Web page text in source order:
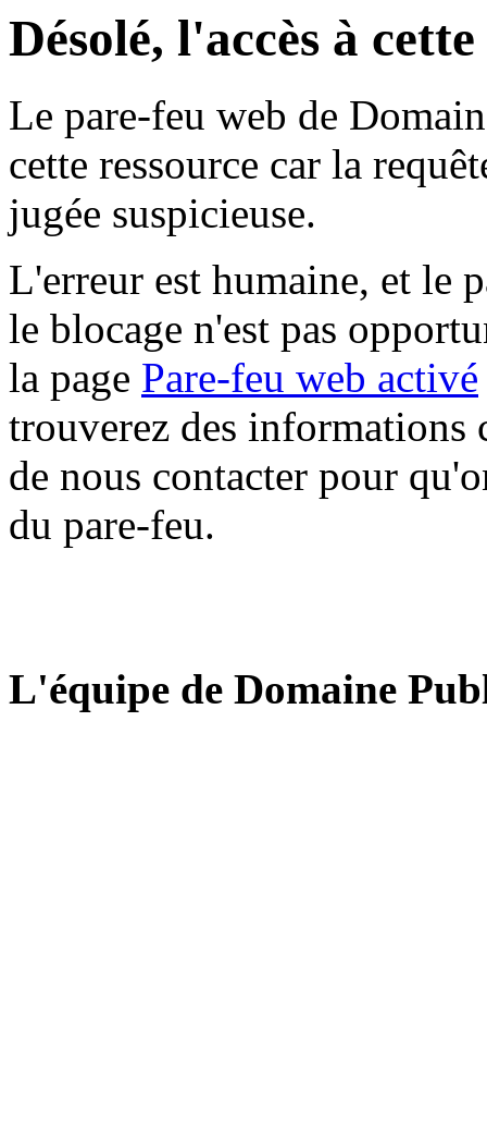
Désolé, l'accès à
Le pare-feu web de
cette ressource car la
jugée suspicieuse.
L'erreur est humaine, et le
le blocage n'est pas
la page Pare-feu web activé
trouverez des informations
de nous contacter pour
du pare-feu.
L'équipe de Domaine